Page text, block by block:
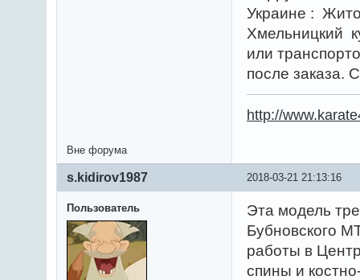
Украине :
Хмельницкий
или
после заказа.
http://
Вне форума
2018-03-21 21:13:16
s.kidirov1987
Пользователь
Эта модель
Бубновского
работы в
спины и